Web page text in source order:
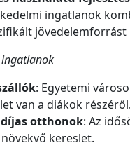
ingatlanok
jövedelemforrást
ingatlanok
: Egyetemi
van a diákok részéről.
otthonok: Az
kereslet.